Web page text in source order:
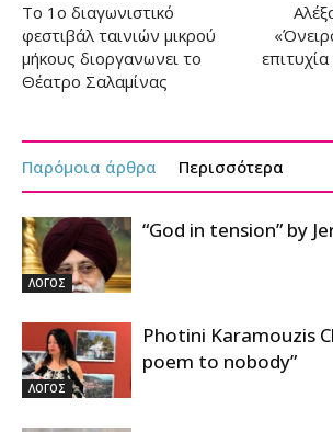
Το 1ο διαγωνιστικό
φεστιβάλ ταινιών μικρού
μήκους διοργανωνει το
Θέατρο Σαλαμίνας
Παρόμοια άρθρα Περισσότερα
ΛΟΓΟΣ
“God in tension” by
ΛΟΓΟΣ
Photini Karamouzis
poem to nobody”